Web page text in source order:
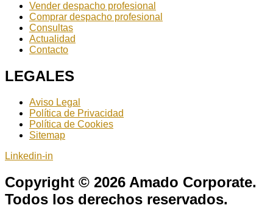
Vender despacho profesional
Comprar despacho profesional
Consultas
Actualidad
Contacto
LEGALES
Aviso Legal
Política de Privacidad
Política de Cookies
Sitemap
Linkedin-in
Copyright © 2026 Amado Corporate.
Todos los derechos reservados.